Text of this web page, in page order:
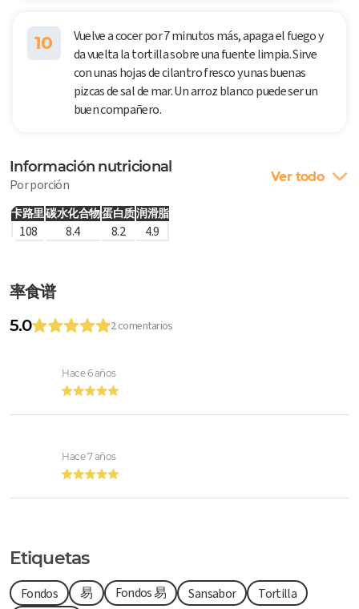
10
Vuelve a cocer por 7 minutos más, apaga el fuego y
da vuelta la tortilla sobre una fuente limpia. Sirve
con unas hojas de cilantro fresco y unas buenas
pizcas de sal de mar. Un arroz blanco puede ser un
buen compañero.
Información nutricional
Por porción Ver todo
卡路里碳水化合物蛋白质润滑脂
108 8.4 8.2 4.9
率食谱
5.0
2 comentarios
Hace 6 años
Hace 7 años
Etiquetas
Fondos 易 Fondos 易 Sansabor Tortilla